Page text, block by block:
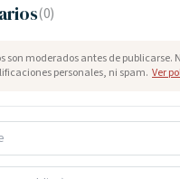
(0)
son moderados antes de publicarse.
personales, ni spam. Ver